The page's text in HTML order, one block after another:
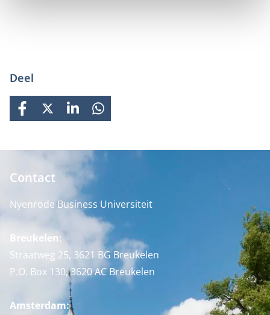
Deel
FACEBOOK
X LINKEDINWHATSAPP
Contact
Nyenrode Business Universiteit
Breukelen:
Straatweg 25, 3621 BG Breukelen
P.O. Box 130, 3620 AC Breukelen
Amsterdam: